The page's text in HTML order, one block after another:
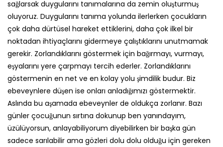
sağlarsak duygularını tanımalarına da zemin oluşturmuş
oluyoruz. Duygularını tanıma yolunda ilerlerken çocukların
çok daha dürtüsel hareket ettiklerini, daha çok ilkel bir
noktadan ihtiyaçlarını gidermeye çalıştıklarını unutmamak
gerekir. Zorlandıklarını göstermek için bağırmayı, vurmayı,
eşyalarını yere çarpmayı tercih ederler. Zorlandıklarını
göstermenin en net ve en kolay yolu şimdilik budur. Biz
ebeveynlere düşen ise onları anladığımızı göstermektir.
Aslında bu aşamada ebeveynler de oldukça zorlanır. Bazı
günler çocuğunun sırtına dokunup ben yanındayım,
üzülüyorsun, anlayabiliyorum diyebilirken bir başka gün
sadece sarılabilir ama gözleri dolu dolu olduğu için gereken